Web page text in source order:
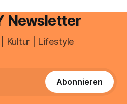
Newsletter
Kultur | Lifestyle
Abonnieren